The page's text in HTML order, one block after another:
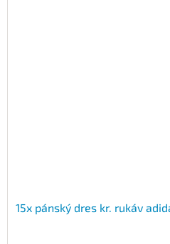
15x pánský dres kr. rukáv